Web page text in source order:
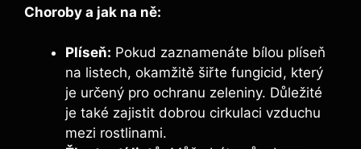
Choroby a jak na ně:
Plíseň: Pokud zaznamenáte bílou plíseň
na listech, okamžitě šiřte fungicid, který
je určený pro ochranu zeleniny. Důležité
je také zajistit dobrou cirkulaci vzduchu
mezi rostlinami.